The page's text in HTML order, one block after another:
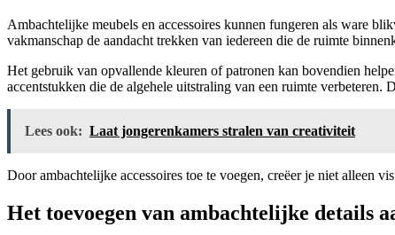
Ambachtelijke meubels en accessoires kunnen fungeren als ware
vakmanschap de aandacht trekken van iedereen die de ruimte
Het gebruik van opvallende kleuren of patronen kan bovendien
accentstukken die de algehele uitstraling van een ruimte
Lees ook: Laat jongerenkamers stralen van creativiteit
Door ambachtelijke accessoires toe te voegen, creëer je niet alleen
Het toevoegen van ambachtelijke details